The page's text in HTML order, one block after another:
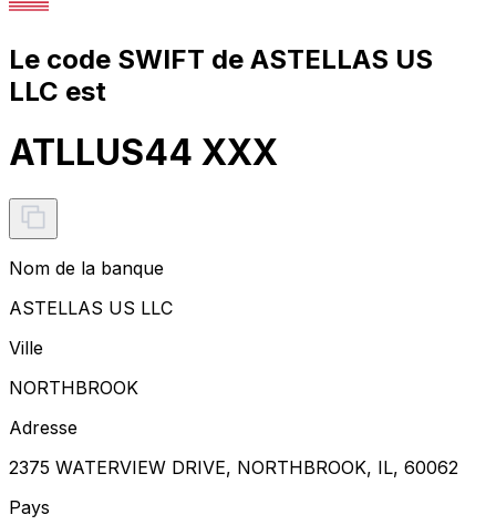
Le code SWIFT de ASTELLAS US
LLC est
ATLLUS44 XXX
Nom de la banque
ASTELLAS US LLC
Ville
NORTHBROOK
Adresse
2375 WATERVIEW DRIVE, NORTHBROOK, IL, 60062
Pays